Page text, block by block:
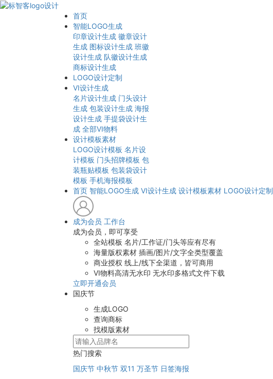
首页
智能LOGO生成
印章设计生成 徽章设计
生成 图标设计生成 班徽
设计生成 队徽设计生成
商标设计生成
LOGO设计定制
VI设计生成
名片设计生成 门头设计
生成 包装设计生成 海报
设计生成 手提袋设计生
成 全部VI物料
设计模板素材
LOGO设计模板 名片设
计模板 门头招牌模板 包
装瓶贴模板 包装袋设计
模板 手机海报模板
首页 智能LOGO生成 VI设计生成 设计模板素材 LOGO设计定制
成为会员 工作台
成为会员，即可享受
全站模板 名片/工作证/门头等应有尽有
海量版权素材 插画/图片/文字全类型覆盖
商业授权 线上/线下全渠道，皆可商用
VI物料高清无水印 无水印多格式文件下载
立即开通会员
国庆节
生成LOGO
查询商标
找模版素材
热门搜索
国庆节 中秋节 双11 万圣节 日签海报